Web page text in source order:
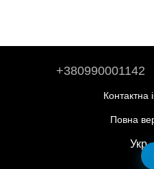
+380990001142
Контактна
Повна
Укр